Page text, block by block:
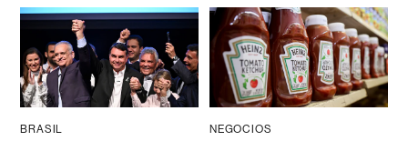
BRASIL NEGOCIOS